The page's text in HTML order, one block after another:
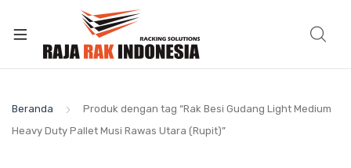
Beranda
Produk dengan tag “Rak Besi Gudang Light Medium
Heavy Duty Pallet Musi Rawas Utara (Rupit)”